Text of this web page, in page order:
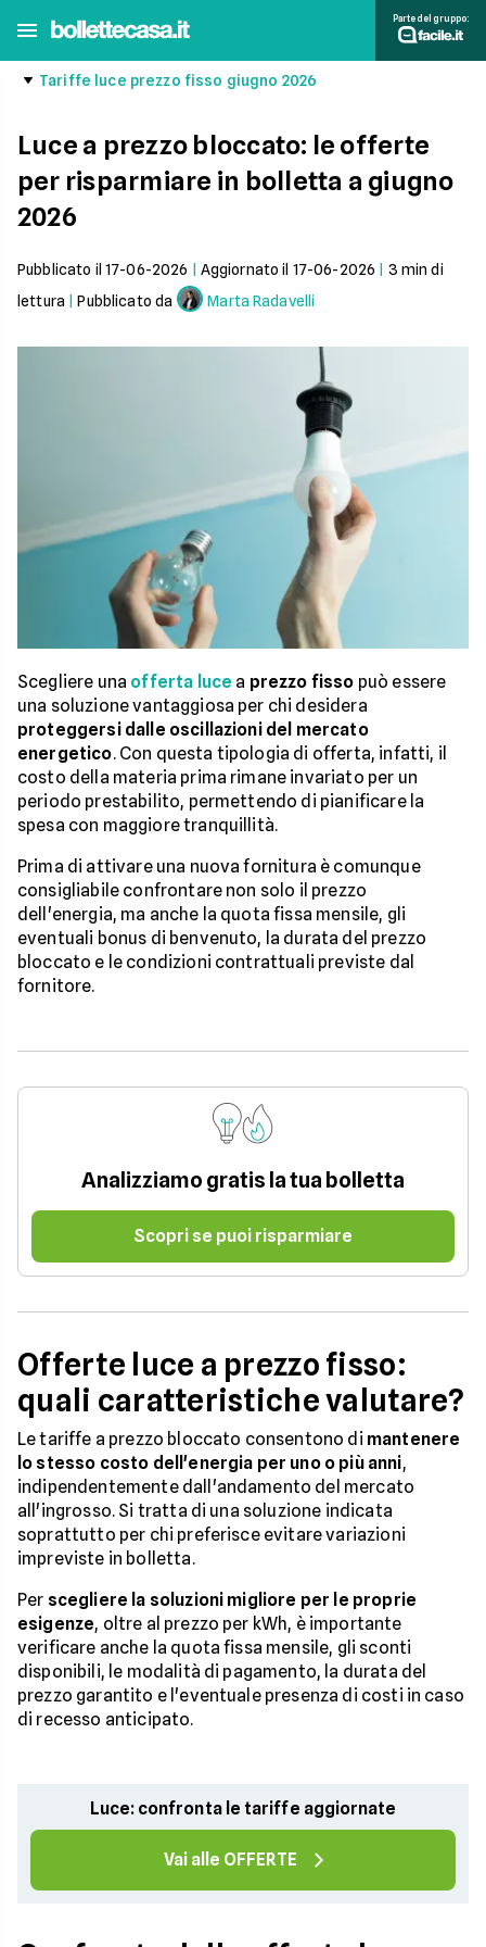
Parte del gruppo:
Tariffe luce prezzo fisso giugno 2026
Luce a prezzo bloccato: le offerte
per risparmiare in bolletta a giugno
2026
Pubblicato il 17-06-2026 Aggiornato il 17-06-2026 3 min di
lettura |Pubblicato da Marta Radavelli
Scegliere una offerta luce a prezzo fisso può essere
una soluzione vantaggiosa per chi desidera
proteggersi dalle oscillazioni del mercato
energetico. Con questa tipologia di offerta, infatti, il
costo della materia prima rimane invariato per un
periodo prestabilito, permettendo di pianificare la
spesa con maggiore tranquillità.
Prima di attivare una nuova fornitura è comunque
consigliabile confrontare non solo il prezzo
dell'energia, ma anche la quota fissa mensile, gli
eventuali bonus di benvenuto, la durata del prezzo
bloccato e le condizioni contrattuali previste dal
fornitore.
Analizziamo gratis la tua bolletta
Scopri se puoi risparmiare
Offerte luce a prezzo fisso:
quali caratteristiche valutare?
Le tariffe a prezzo bloccato consentono di mantenere
lo stesso costo dell'energia per uno o più anni,
indipendentemente dall'andamento del mercato
all'ingrosso. Si tratta di una soluzione indicata
soprattutto per chi preferisce evitare variazioni
impreviste in bolletta.
Per scegliere la soluzioni migliore per le proprie
esigenze, oltre al prezzo per kWh, è importante
verificare anche la quota fissa mensile, gli sconti
disponibili, le modalità di pagamento, la durata del
prezzo garantito e l'eventuale presenza di costi in caso
di recesso anticipato.
Luce: confronta le tariffe aggiornate
Vai alle OFFERTE